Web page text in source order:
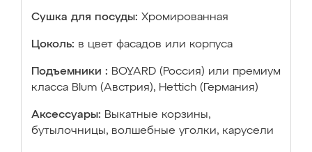
Сушка для посуды: Хромированная
Цоколь: в цвет фасадов или корпуса
Подъемники : BOYARD (Россия) или премиум
класса Blum (Австрия), Hettich (Германия)
Аксессуары: Выкатные корзины,
бутылочницы, волшебные уголки, карусели